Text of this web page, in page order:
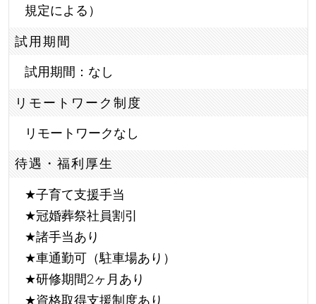
規定による）
試用期間
試用期間：なし
リモートワーク制度
リモートワークなし
待遇・福利厚生
★子育て支援手当
★冠婚葬祭社員割引
★諸手当あり
★車通勤可（駐車場あり）
★研修期間2ヶ月あり
★資格取得支援制度あり